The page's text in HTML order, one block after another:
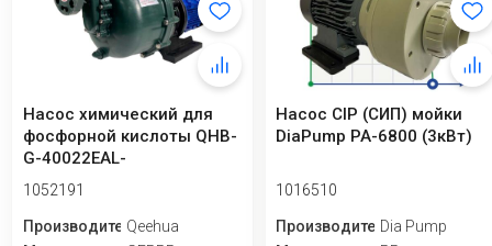
Насос химический для
фосфорной кислоты QHB-
G-40022EAL-
SSH5V38AGABS-
3801,GFRPP...
1052191
ПроизводительQeehua
Насос CIP (СИП) мойки
DiaPump PA-6800 (3кВт)
1016510
ПроизводительDia Pump